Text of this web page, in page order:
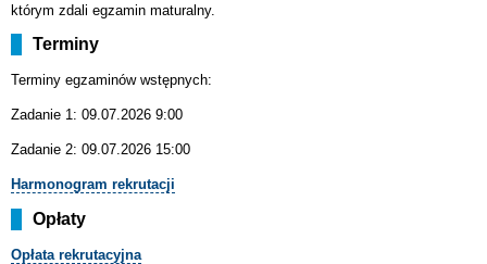
którym zdali egzamin maturalny.
Terminy
Terminy egzaminów wstępnych:
Zadanie 1: 09.07.2026 9:00
Zadanie 2: 09.07.2026 15:00
Harmonogram rekrutacji
Opłaty
Opłata rekrutacyjna